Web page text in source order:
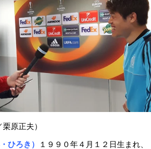
原正夫）
ひろき）
１９９０年４月１２日生まれ、